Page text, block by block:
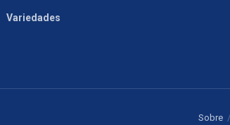
Variedades
Sobre